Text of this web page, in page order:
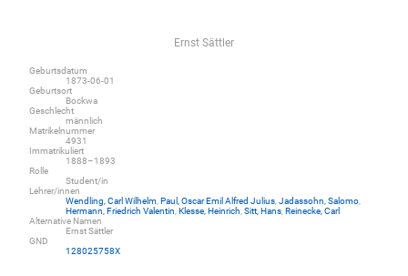
Ernst Sättler
Geburtsdatum
1873-06-01
Geburtsort
Bockwa
Geschlecht
männlich
Matrikelnummer
4931
Immatrikuliert
1888–1893
Rolle
Student/in
Lehrer/innen
Wendling, Carl Wilhelm Paul, Oscar Emil Alfred Julius Jadassohn, Salomo
Hermann, Friedrich Valentin Klesse, Heinrich Sitt, Hans Reinecke, Carl
Alternative Namen
Ernst Sättler
GND
128025758X